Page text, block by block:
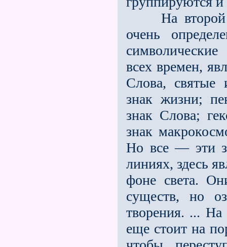
На второй
очень
всех времен,
Слова, святые
знак жизни;
знак Слова;
знак
Но все — эти
линиях, здесь
фоне света.
существ, но
творения. ... На
еще стоит на